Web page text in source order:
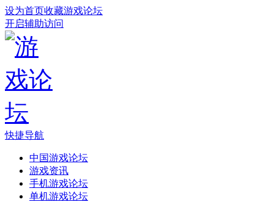
设为首页收藏游戏论坛
开启辅助访问
快捷导航
中国游戏论坛
游戏资讯
手机游戏论坛
单机游戏论坛